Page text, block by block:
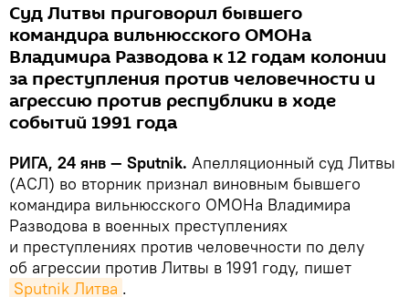
Суд Литвы приговорил бывшего
командира вильнюсского ОМОНа
Владимира Разводова к 12 годам колонии
за преступления против человечности и
агрессию против республики в ходе
событий 1991 года
РИГА, 24 янв — Sputnik. Апелляционный суд Литвы
(АСЛ) во вторник признал виновным бывшего
командира вильнюсского ОМОНа Владимира
Разводова в военных преступлениях
и преступлениях против человечности по делу
об агрессии против Литвы в 1991 году, пишет
Sputnik Литва .